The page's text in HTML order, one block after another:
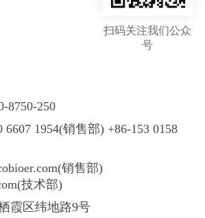
扫码关注我们公众
号
8750-250
6607 1954(销售部) +86-153 0158
销售部)
技术部)
霞区纬地路9号